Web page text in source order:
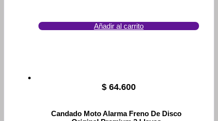
Añadir al carrito
$ 64.600
Candado Moto Alarma Freno De Disco